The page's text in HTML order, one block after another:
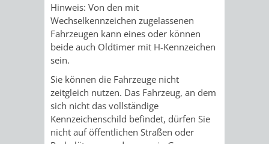
/
FLÜCHTLINGE
BAUHERRENBERATUNG
GRUNDSTÜCKSWERTERMITTLUNG
DENKMALSCHUTZ
AUFGABEN
DER
UNTEREN
STEUERVORTEILE
SATZUNGEN
IM
VERKAUF
STÄDTISCHER
BAUPLÄTZE
VERKAUF
RATHAUS
BÜRGERMEISTER
ÄMTER
Hinweis: Von den mit
Wechselkennzeichen zugelassenen
Fahrzeugen kann eines oder können
beide auch Oldtimer mit H-Kennzeichen
sein.
Sie können die Fahrzeuge nicht
zeitgleich nutzen. Das Fahrzeug, an dem
sich nicht das vollständige
Kennzeichenschild befindet, dürfen Sie
nicht auf öffentlichen Straßen oder